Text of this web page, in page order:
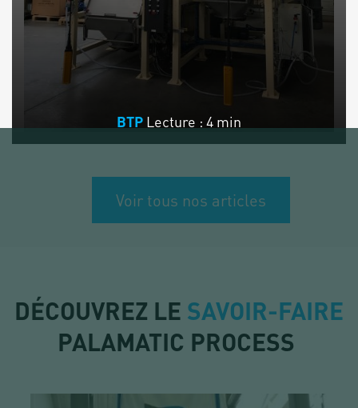
BTP Lecture : 4 min
Voir tous nos articles
DÉCOUVREZ LE SAVOIR-FAIRE
PALAMATIC PROCESS